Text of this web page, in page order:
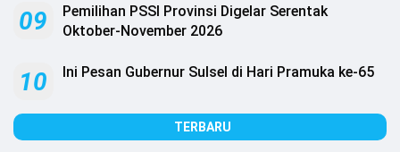
09
Pemilihan PSSI Provinsi Digelar Serentak
Oktober-November 2026
10 Ini Pesan Gubernur Sulsel di Hari Pramuka ke-65
TERBARU